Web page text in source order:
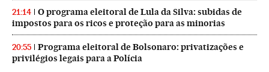
21:14
O programa eleitoral de Lula da Silva: subidas de
impostos para os ricos e proteção para as minorias
20:55
Programa eleitoral de Bolsonaro: privatizações e
privilégios legais para a Polícia